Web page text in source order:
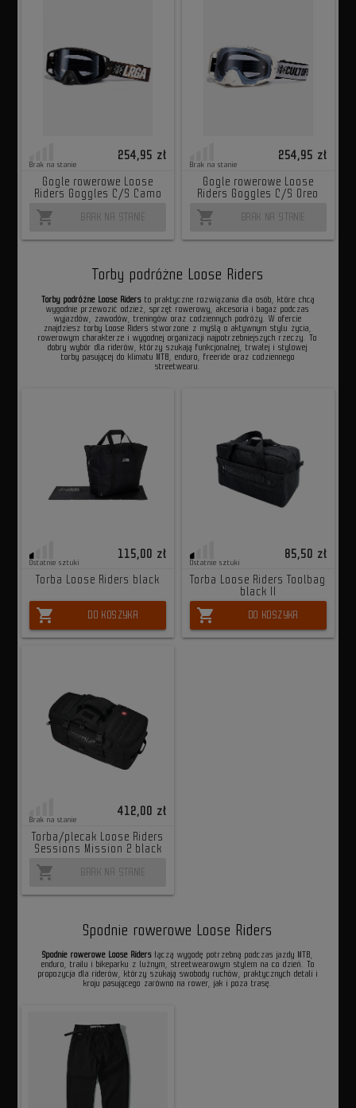
Brak na stanie
254,95 zł
Gogle rowerowe Loose
Riders Goggles C/S Camo
shopping_cart BRAK NA STANIE
Brak na stanie
254,95 zł
Gogle rowerowe Loose
Riders Goggles C/S Oreo
shopping_cart BRAK NA STANIE
Torby podróżne Loose Riders
Torby podróżne Loose Ridersto praktyczne rozwiązania dla osób, które chcą
wygodnie przewozić odzież, sprzęt rowerowy, akcesoria i bagaż podczas
wyjazdów, zawodów, treningów oraz codziennych podróży. W ofercie
znajdziesz torby Loose Riders stworzone z myślą o aktywnym stylu życia,
rowerowym charakterze i wygodnej organizacji najpotrzebniejszych rzeczy. To
dobry wybór dla riderów, którzy szukają funkcjonalnej, trwałej i stylowej
torby pasującej do klimatu MTB, enduro, freeride oraz codziennego
streetwearu.
Ostatnie sztuki
115,00 zł
Torba Loose Riders black
shopping_cart DO KOSZYKA
Ostatnie sztuki
85,50 zł
Torba Loose Riders Toolbag
black II
shopping_cart DO KOSZYKA
Brak na stanie
412,00 zł
Torba/plecak Loose Riders
Sessions Mission 2 black
shopping_cart BRAK NA STANIE
Spodnie rowerowe Loose Riders
Spodnie rowerowe Loose Riders łączą wygodę potrzebną podczas jazdy MTB,
enduro, trailu i bikeparku z luźnym, streetwearowym stylem na co dzień. To
propozycja dla riderów, którzy szukają swobody ruchów, praktycznych detali i
kroju pasującego zarówno na rower, jak i poza trasę.